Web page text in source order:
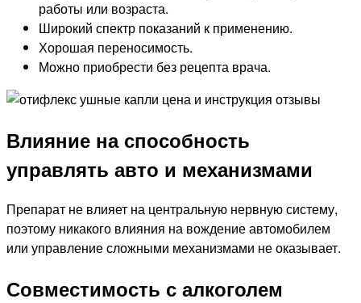
работы или возраста.
Широкий спектр показаний к применению.
Хорошая переносимость.
Можно приобрести без рецепта врача.
Влияние на способность
управлять авто и механизмами
Препарат не влияет на центральную нервную систему,
поэтому никакого влияния на вождение автомобилем
или управление сложными механизмами не оказывает.
Совместимость с алкоголем